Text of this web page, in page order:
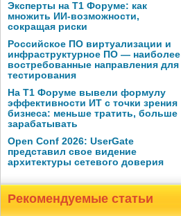
Эксперты на Т1 Форуме: как
множить ИИ-возможности,
сокращая риски
Российское ПО виртуализации и
инфраструктурное ПО — наиболее
востребованные направления для
тестирования
На Т1 Форуме вывели формулу
эффективности ИТ с точки зрения
бизнеса: меньше тратить, больше
зарабатывать
Open Conf 2026: UserGate
представил свое видение
архитектуры сетевого доверия
Рекомендуемые статьи